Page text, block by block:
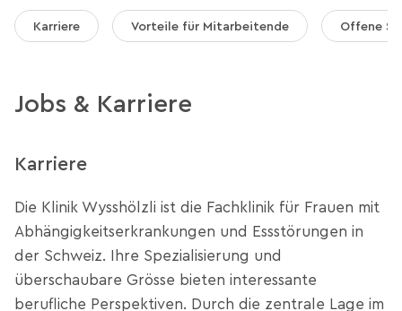
Karriere Vorteile für Mitarbeitende Offene
Jobs & Karriere
Karriere
Die Klinik Wysshölzli ist die Fachklinik für Frauen mit
Abhängigkeitserkrankungen und Essstörungen in
der Schweiz. Ihre Spezialisierung und
überschaubare Grösse bieten interessante
berufliche Perspektiven. Durch die zentrale Lage im